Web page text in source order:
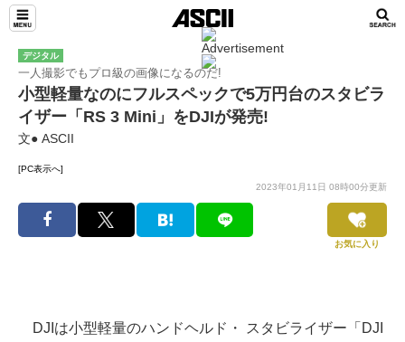
デジタル
一人撮影でもプロ級の画像になるのだ!
小型軽量なのにフルスペックで5万円台のスタビラ
イザー「RS 3 Mini」をDJIが発売!
文● ASCII
[PC表示へ]
2023年01月11日 08時00分更新
お気に入り
DJIは小型軽量のハンドヘルド・ スタビライザー「DJI